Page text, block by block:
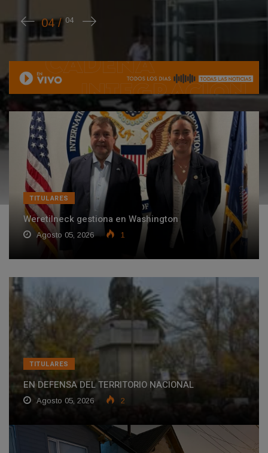
TITULARES
Weretilneck gestiona en Washington
Agosto 05, 2026 1
TITULARES
EN DEFENSA DEL TERRITORIO NACIONAL
Agosto 05, 2026 2